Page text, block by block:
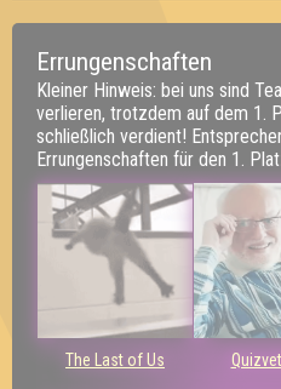
Errungenschaften
Kleiner Hinweis: bei uns sind
verlieren, trotzdem auf dem 1.
schließlich verdient!
Errungenschaften für den 1.
The Last of Us